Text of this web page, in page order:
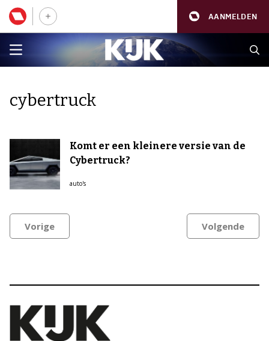
AANMELDEN
cybertruck
Komt er een kleinere versie van de
Cybertruck?
auto's
Vorige Volgende